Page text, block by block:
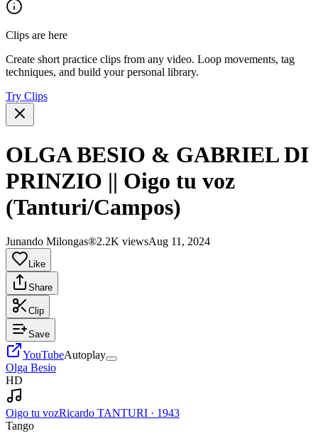
Clips are here
Create short practice clips from any video. Loop movements, tag
techniques, and build your personal library.
Try Clips
OLGA BESIO & GABRIEL DI
PRINZIO || Oigo tu voz
(Tanturi/Campos)
Junando Milongas®2.2K viewsAug 11, 2024
Like
Share
Clip
Save
YouTubeAutoplay
Olga Besio
HD
Oigo tu vozRicardo TANTURI · 1943
Tango